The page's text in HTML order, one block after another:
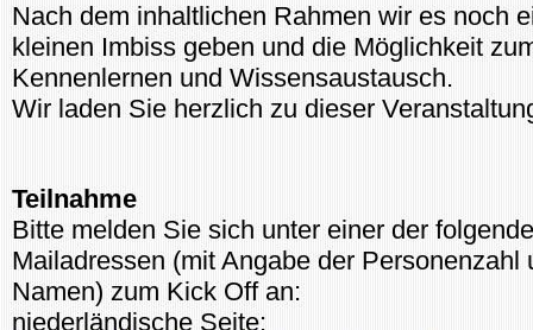
Nach dem inhaltlichen Rahmen wir es noch
kleinen Imbiss geben und die Möglichkeit
Kennenlernen und Wissensaustausch.
Wir laden Sie herzlich zu dieser
Teilnahme
Bitte melden Sie sich unter einer der
Mailadressen (mit Angabe der Personenzahl
Namen) zum Kick Off an:
niederländische Seite: